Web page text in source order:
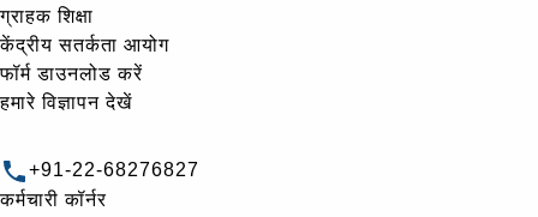
ग्राहक शिक्षा
केंद्रीय सतर्कता आयोग
फॉर्म डाउनलोड करें
हमारे विज्ञापन देखें
+91-22-68276827
कर्मचारी कॉर्नर